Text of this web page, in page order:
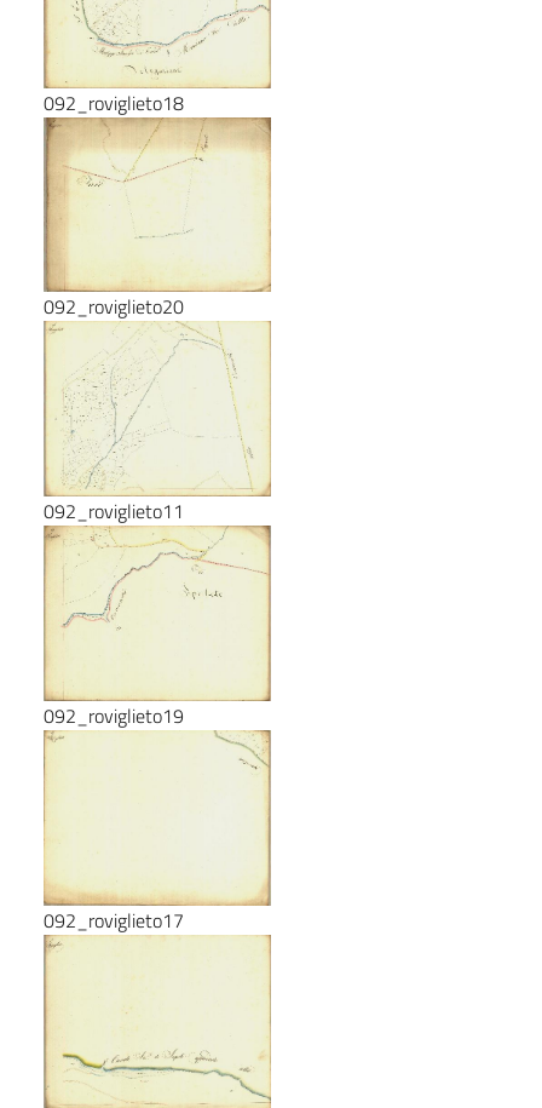
092_roviglieto18
092_roviglieto20
092_roviglieto11
092_roviglieto19
092_roviglieto17